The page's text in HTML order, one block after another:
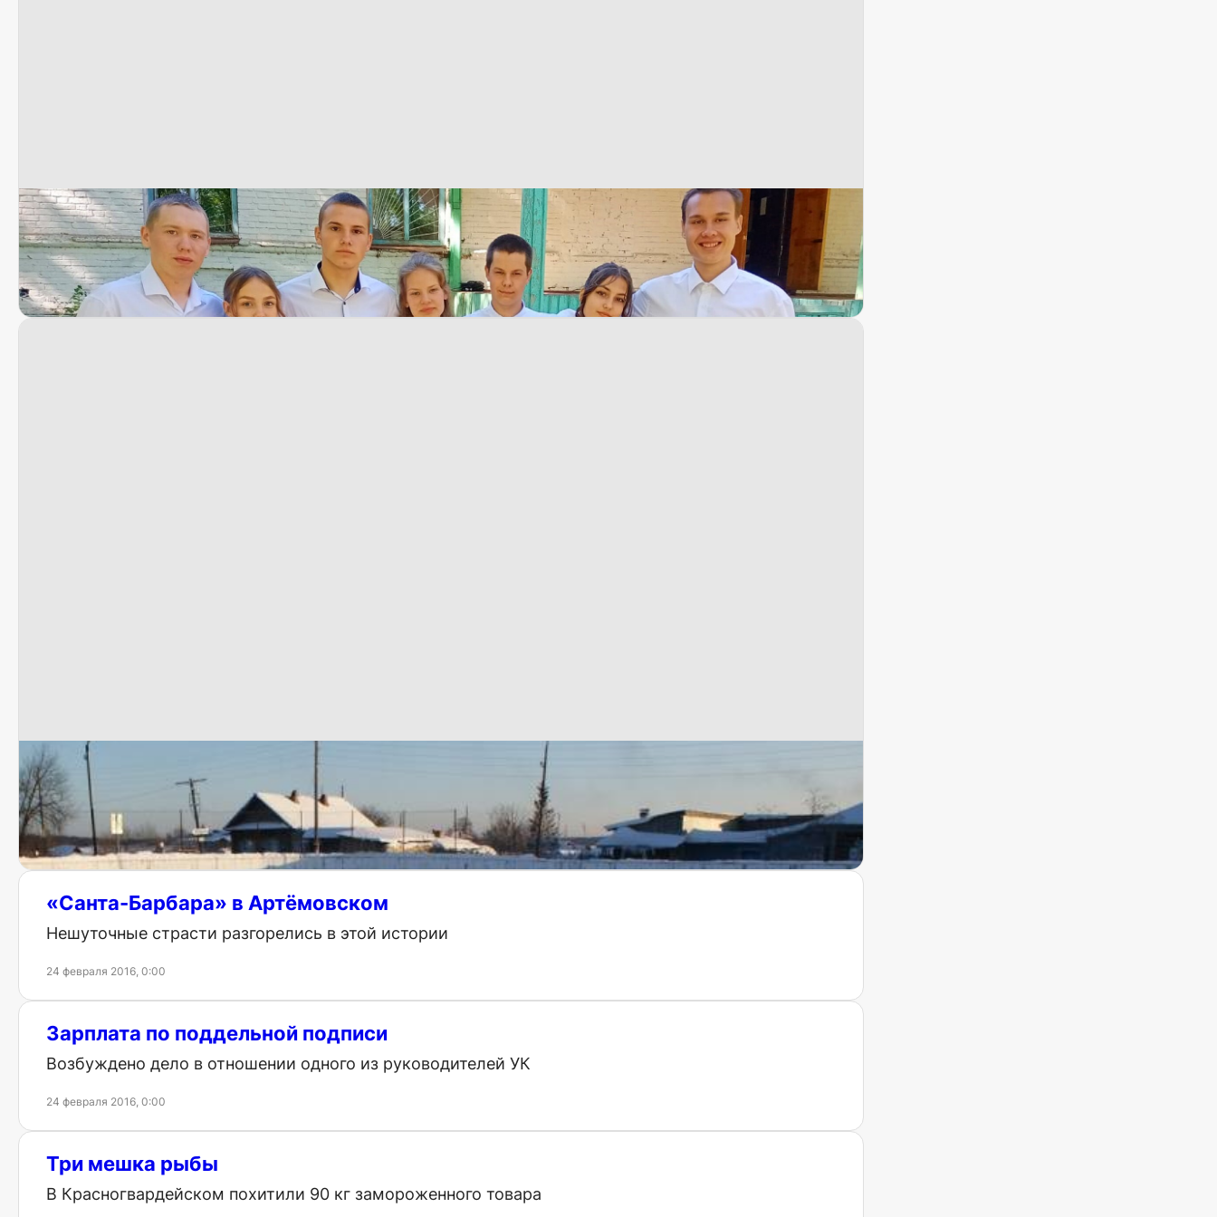
Пушкинский бал на Пушкинской аллее
Красногвардейцы всё же отпраздновали юбилей посёлка
11 июня 2022, 12:58
Катков нет
И обещанную «канадскую коробку» три года ждут
14 декабря 2016, 0:00
«Санта-Барбара» в Артёмовском
Нешуточные страсти разгорелись в этой истории
24 февраля 2016, 0:00
Зарплата по поддельной подписи
Возбуждено дело в отношении одного из руководителей УК
24 февраля 2016, 0:00
Три мешка рыбы
В Красногвардейском похитили 90 кг замороженного товара